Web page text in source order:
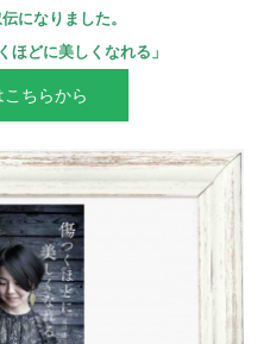
になりました。
ほどに美しくなれる」
こちらから